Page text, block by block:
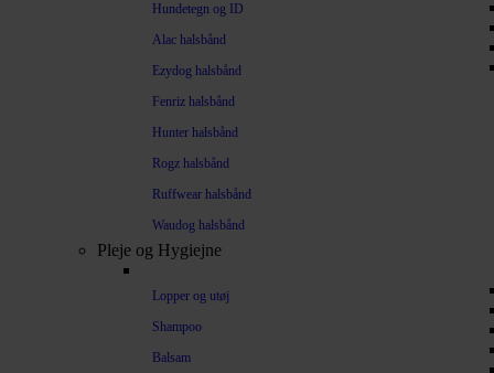
Hundetegn og ID
Alac halsbånd
Ezydog halsbånd
Fenriz halsbånd
Hunter halsbånd
Rogz halsbånd
Ruffwear halsbånd
Waudog halsbånd
Pleje og Hygiejne
Lopper og utøj
Shampoo
Balsam